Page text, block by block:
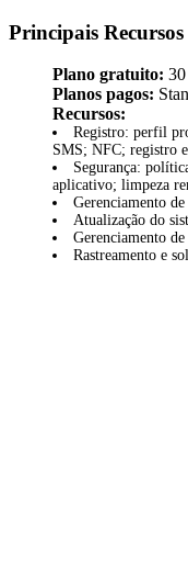
Principais
Plano gratuito:
Planos pagos:
Recursos:
Registro: perfil
SMS; NFC; registro
Segurança:
aplicativo; limpeza
Gerenciamento
Atualização do
Gerenciamento
Rastreamento e